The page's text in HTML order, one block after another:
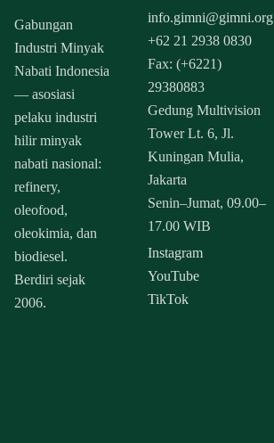
Gabungan
Industri Minyak
Nabati Indonesia
— asosiasi
pelaku industri
hilir minyak
nabati nasional:
refinery,
oleofood,
oleokimia, dan
biodiesel.
Berdiri sejak
2006.
info.gimni@gimni.org
+62 21 2938 0830
Fax: (+6221)
29380883
Gedung Multivision
Tower Lt. 6, Jl.
Kuningan Mulia,
Jakarta
Senin–Jumat, 09.00–
17.00 WIB
Instagram
YouTube
TikTok